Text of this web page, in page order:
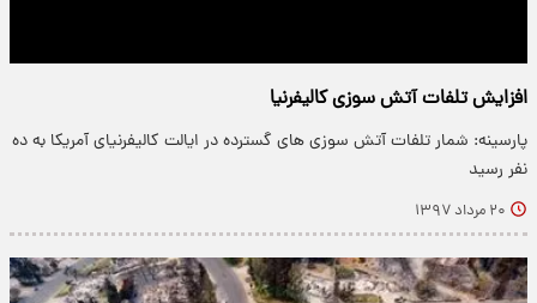
افزایش تلفات آتش سوزی کالیفرنیا
پارسینه: شمار تلفات آتش سوزی های گسترده در ایالت کالیفرنیای آمریکا به ده
نفر رسید
۲۰ مرداد ۱۳۹۷